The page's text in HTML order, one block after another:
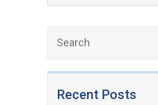
Recent Posts